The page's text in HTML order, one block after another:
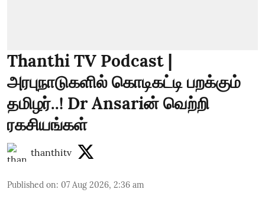
Thanthi TV Podcast |
அரபுநாடுகளில் கொடிகட்டி பறக்கும்
தமிழர்..! Dr Ansariன் வெற்றி
ரகசியங்கள்
thanthitv
Published on: 07 Aug 2026, 2:36 am